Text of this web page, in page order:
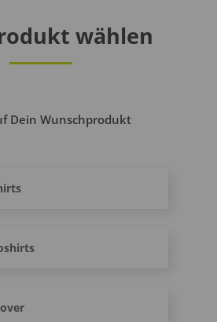
wählen
Dein Wunschprodukt